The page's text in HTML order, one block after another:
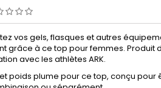
vos gels, flasques et autres
grâce à ce top pour femmes. Produit
avec les athlètes ARK.
poids plume pour ce top, conçu pour